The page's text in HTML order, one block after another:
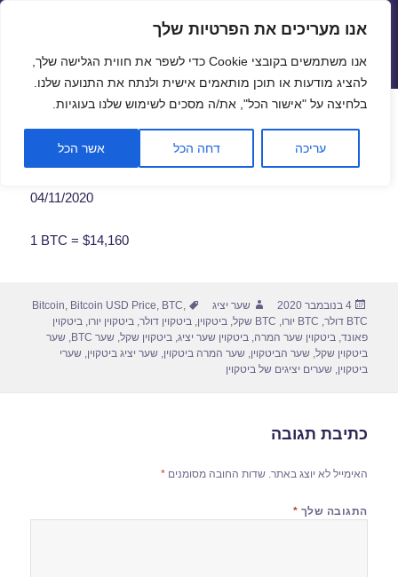
פתח
אנו מעריכים את הפרטיות שלך
אנו משתמשים בקובצי Cookie כדי לשפר את חווית הגלישה שלך,
להציג מודעות או תוכן מותאמים אישית ולנתח את התנועה שלנו.
בלחיצה על "אישור הכל", את/ה מסכים לשימוש שלנו בעוגיות.
עריכה דחה הכל אשר הכל
שערי חליפין יציגים – שער יציג
תפריטים
ווידג'טים
שער ביטקוין לתאריך 04/11/2020
04/11/2020
1 BTC = $14,160
פורסם
בתאריך
4 בנובמבר 2020 מחבר
שער יציג תגיות Bitcoin, Bitcoin USD Price, BTC,
BTC דולר
, BTC יורו , BTC שקל ,ביטקוין,ביטקוין דולר,ביטקוין יורו,ביטקוין
פאונד,ביטקוין שער המרה,ביטקוין שער יציג,ביטקוין שקל,שער BTC ,שער
ביטקוין שקל,שער הביטקוין,שער המרה ביטקוין,שער יציג ביטקוין,שערי
ביטקוין,שערים יציגים של ביטקוין
כתיבת תגובה
האימייל לא יוצג באתר. שדות החובה מסומנים*
התגובה שלך *